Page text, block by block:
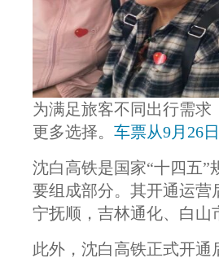
为满足旅客不同出行需
更多选择。 车票从9月26
沈白高铁是国家“十四五
要组成部分。其开通运营
宁抚顺，吉林通化、白山
此外，沈白高铁正式开